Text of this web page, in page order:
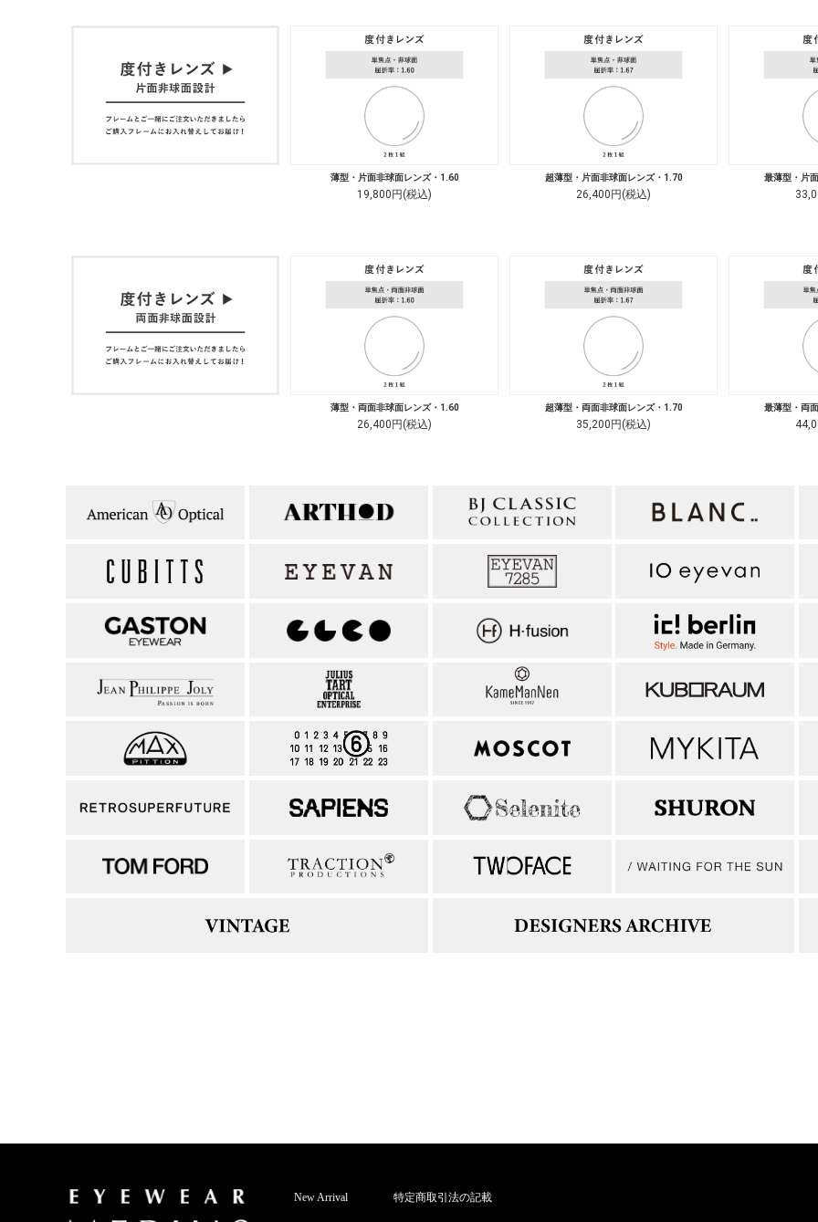
薄型・片面非球面レンズ・1.60
19,800円(税込)
超薄型・片面非球面レンズ・1.70
26,400円(税込)
最薄型・片
薄型・両面非球面レンズ・1.60
26,400円(税込)
超薄型・両面非球面レンズ・1.70
35,200円(税込)
最薄型・両
New Arrival 特定商取引法の記載